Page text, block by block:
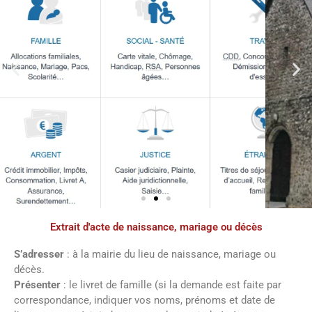
Démarches
administratives
Faîtes vos démarches en ligne sur notre
site en cliquant sur le bouton ci-dessous
Extrait d'acte de naissance, mariage ou décès
S’adresser : à la mairie du lieu de naissance, mariage ou
décès.
Présenter : le livret de famille (si la demande est faite par
correspondance, indiquer vos noms, prénoms et date de